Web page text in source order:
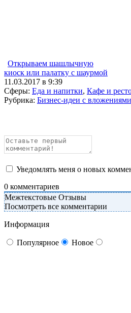
Открываем шашлычную
киоск или палатку с шаурмой
11.03.2017 в 9:39
Сферы: Еда и напитки, Кафе и
Рубрика: Бизнес-идеи с вложениями
Уведомлять меня о новых
0 комментариев
Межтекстовые Отзывы
Посмотреть все комментарии
Информация
Популярное Новое